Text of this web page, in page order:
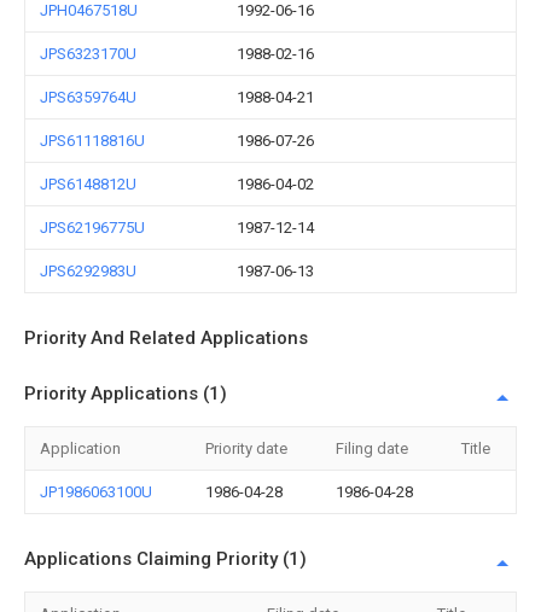
JPH0467518U 1992-06-16
JPS6323170U 1988-02-16
JPS6359764U 1988-04-21
JPS61118816U 1986-07-26
JPS6148812U 1986-04-02
JPS62196775U 1987-12-14
JPS6292983U 1987-06-13
Priority And Related Applications
Priority Applications (1)
Application Priority date Filing date Title
JP1986063100U 1986-04-28 1986-04-28
Applications Claiming Priority (1)